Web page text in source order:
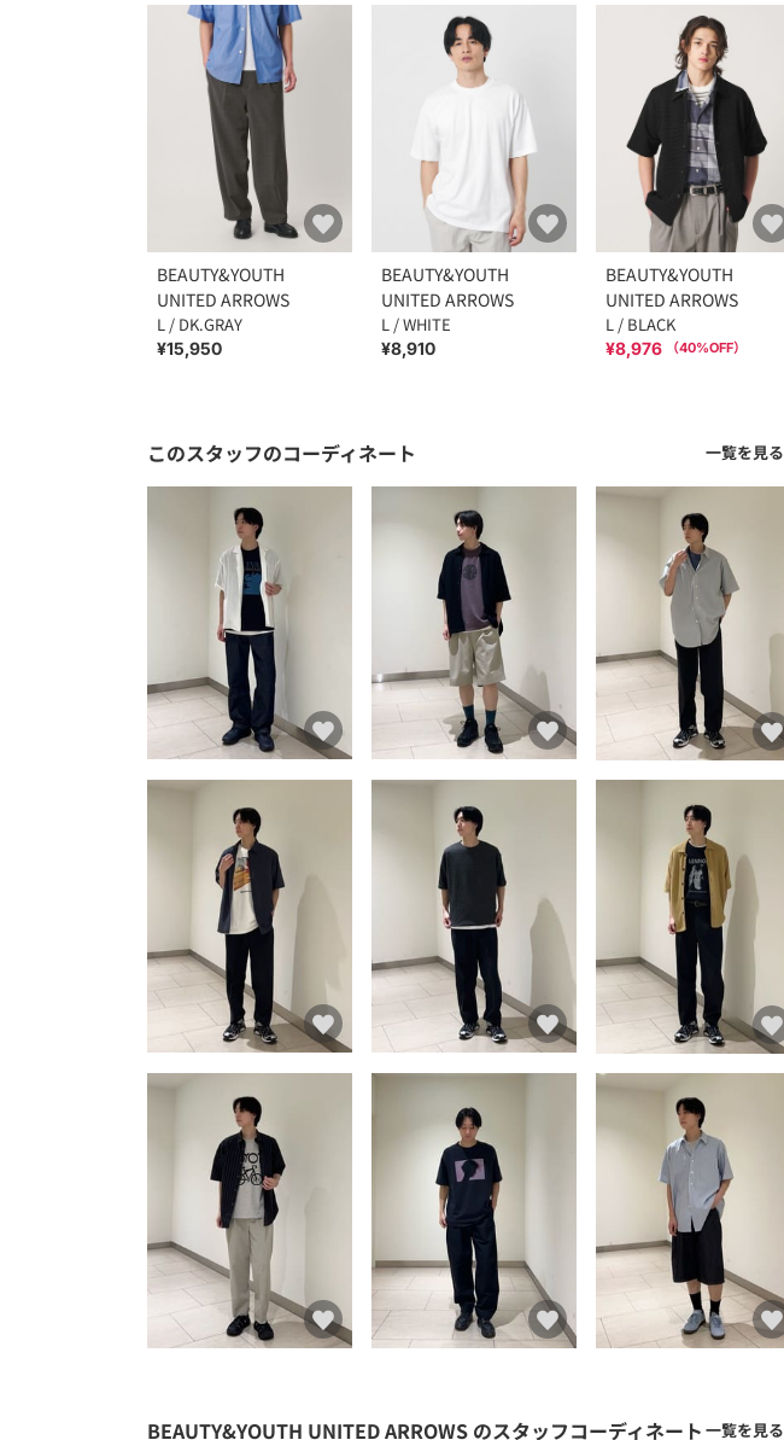
BEAUTY&YOUTH
UNITED ARROWS
L / DK.GRAY
¥15,950
BEAUTY&YOUTH
UNITED ARROWS
L / WHITE
¥8,910
BEAUTY&YOUTH
UNITED ARROWS
L / BLACK
¥8,976 （40%OFF）
このスタッフのコーディネート 一覧を見る
BEAUTY&YOUTH UNITED ARROWS のスタッフコーディネート 一覧を見る